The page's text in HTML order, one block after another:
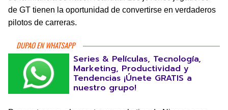
de GT tienen la oportunidad de convertirse en verdaderos
pilotos de carreras.
DUPAO EN WHATSAPP
Series & Películas, Tecnología,
Marketing, Productividad y
Tendencias ¡Únete GRATIS a
nuestro grupo!